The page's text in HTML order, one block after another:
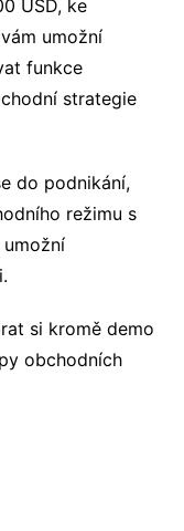
USD, ke
umožní
funkce
strategie
do podnikání,
režimu s
umožní
si kromě demo
obchodních